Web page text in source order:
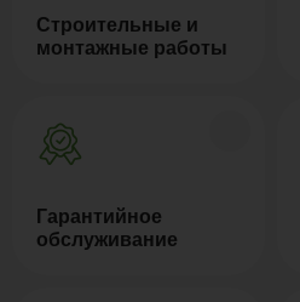
Строительные и
монтажные работы
Гарантийное
обслуживание